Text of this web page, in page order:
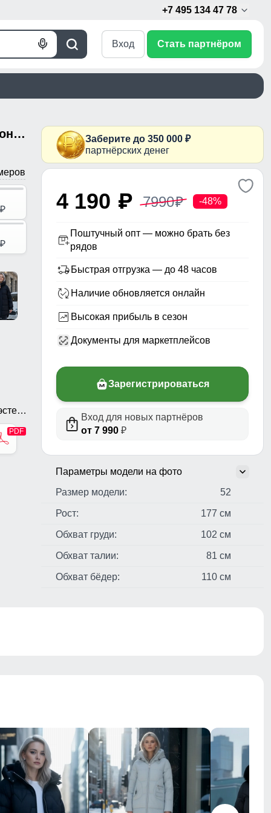
+7 495 134 47 78
Поиск
Голосовой
Вход Стать партнёром
Куртка зимняя женская с капюшоном модная зеленого цвета 7341Z
p
p
Заберите до 350 000 ₽
партнёрских денег
4 190 p 7990p -48%
Поштучный опт — можно брать без
рядов
Быстрая отгрузка — до 48 часов
Наличие обновляется онлайн
Высокая прибыль в сезон
Документы для маркетплейсов
Зарегистрироваться
Вход для новых партнёров
от 7 990 ₽
Параметры модели на фото
Размер модели:
52
Рост: 177 см
Обхват груди: 102 см
Обхват талии: 81 см
Обхват бёдер: 110 см